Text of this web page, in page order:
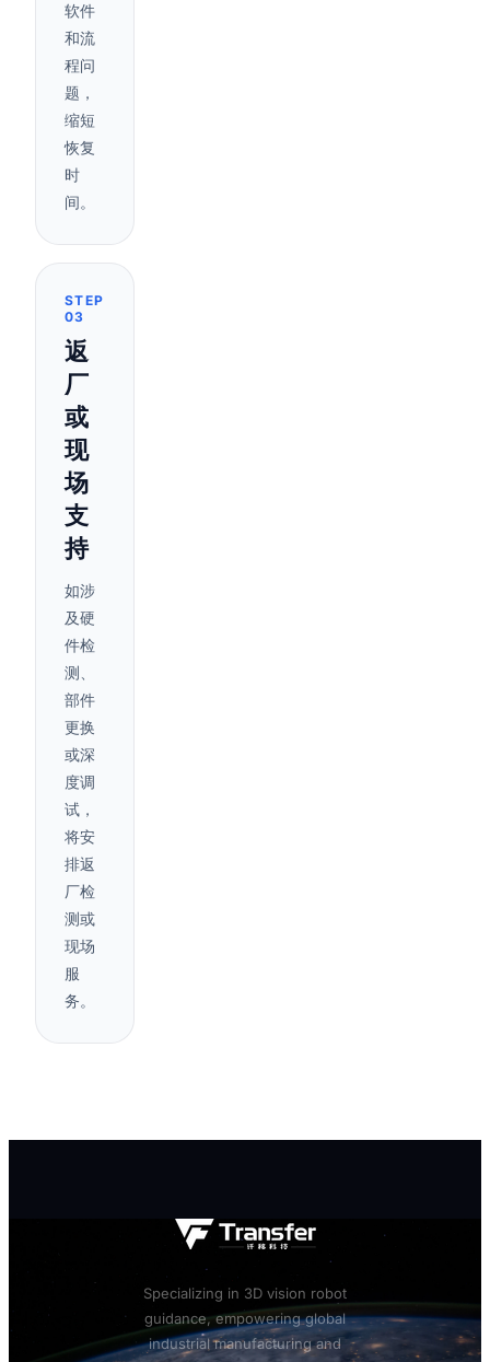
软件
和流
程问
题，
缩短
恢复
时
间。
STEP
03
返
厂
或
现
场
支
持
如涉
及硬
件检
测、
部件
更换
或深
度调
试，
将安
排返
厂检
测或
现场
服
务。
Specializing in 3D vision robot
guidance, empowering global
industrial manufacturing and
4000-191-161
WECHAT
19110438869
WHATSAPP